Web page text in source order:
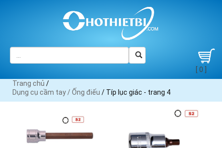
[ 0 ]
Trang chủ /
Dụng cụ cầm tay /Ống điếu / Típ lục giác - trang 4